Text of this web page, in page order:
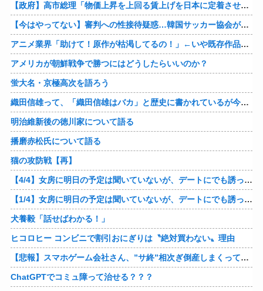
【政府】高市総理「物価上昇を上回る賃上げを日本に定着させる」 国家公務員月給3.51％増へ 人事院の勧告を受け
【今はやってない】審判への性接待疑惑…韓国サッカー協会が声明「現在は一切発生していない」
アニメ業界「助けて！原作が枯渇してるの！」←いや既存作品の2期やったら良いよね？
アメリカが朝鮮戦争で勝つにはどうしたらいいのか？
蛍大名・京極高次を語ろう
織田信雄って、「織田信雄はバカ」と歴史に書かれているが今まで家が残っているんでバカではないよな？
明治維新後の徳川家について語る
播磨赤松氏について語る
猫の攻防戦【再】
【4/4】女房に明日の予定は聞いていないが、デートにでも誘ってみる。多分断られるはずだ。間男と会うからね。はいはいどうぞ思う存分お楽しみください。そのうち地獄に落してやるわ！
【1/4】女房に明日の予定は聞いていないが、デートにでも誘ってみる。多分断られるはずだ。間男と会うからね。はいはいどうぞ思う存分お楽しみください。そのうち地獄に落してやるわ！
犬養毅「話せばわかる！」
ヒコロヒー コンビニで割引おにぎりは〝絶対買わない〟理由
【悲報】スマホゲーム会社さん、”サ終”相次ぎ倒産しまくってる模様
ChatGPTでコミュ障って治せる？？？